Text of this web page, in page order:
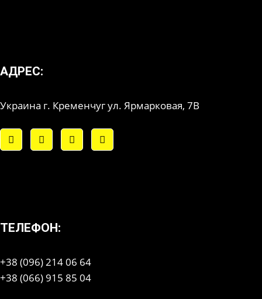
АДРЕС:
Украина г. Кременчуг ул. Ярмарковая, 7В
ТЕЛЕФОН:
+38 (096) 214 06 64
+38 (066) 915 85 04